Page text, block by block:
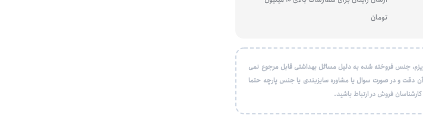
تومان
جنس فروخته شده به دلیل مسائل بهداشتی قابل مرجوع نمی
دقت و در صورت سوال یا مشاوره سایزبندی یا جنس پارچه حتما
فروش در ارتباط باشید.